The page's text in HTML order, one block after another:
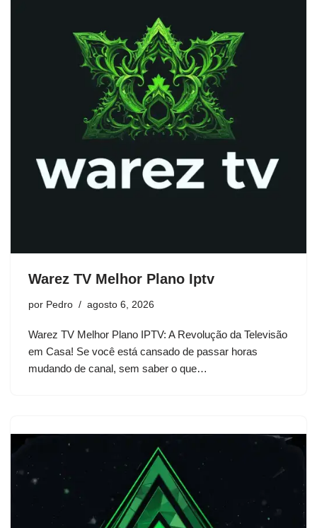
Warez TV Melhor Plano Iptv
por Pedro agosto 6, 2026
Warez TV Melhor Plano IPTV: A Revolução da Televisão
em Casa! Se você está cansado de passar horas
mudando de canal, sem saber o que…